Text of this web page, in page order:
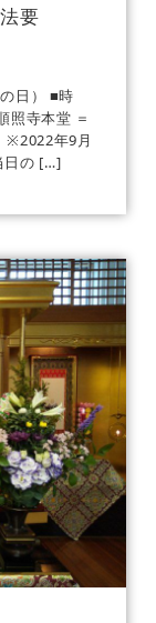
要
日） ■時
寺本堂 ＝
※2022年9月
日の […]